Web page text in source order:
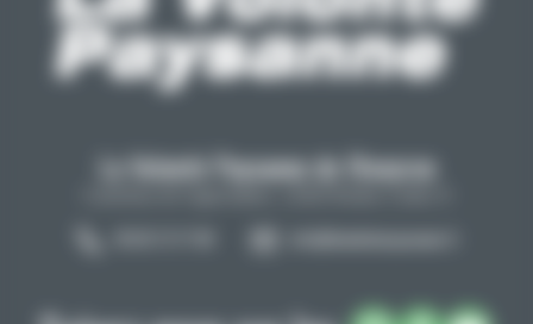
La Volonté Paysanne de l'Aveyron